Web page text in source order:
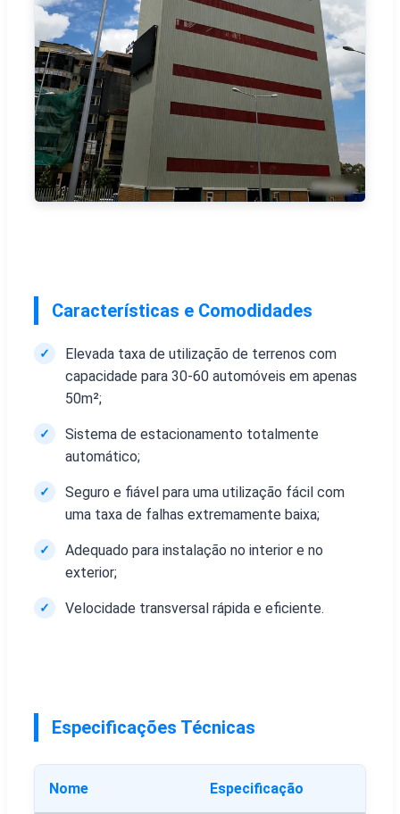
Características e Comodidades
✓
Elevada taxa de utilização de terrenos com
capacidade para 30-60 automóveis em apenas
50m²;
✓
Sistema de estacionamento totalmente
automático;
✓
Seguro e fiável para uma utilização fácil com
uma taxa de falhas extremamente baixa;
✓
Adequado para instalação no interior e no
exterior;
✓ Velocidade transversal rápida e eficiente.
Especificações Técnicas
Nome Especificação